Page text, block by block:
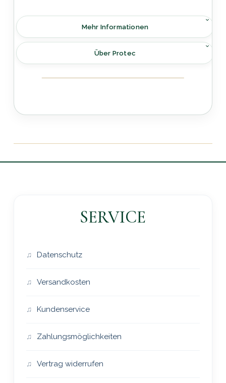
Mehr Informationen
Über Protec
SERVICE
Datenschutz
Versandkosten
Kundenservice
Zahlungsmöglichkeiten
Vertrag widerrufen